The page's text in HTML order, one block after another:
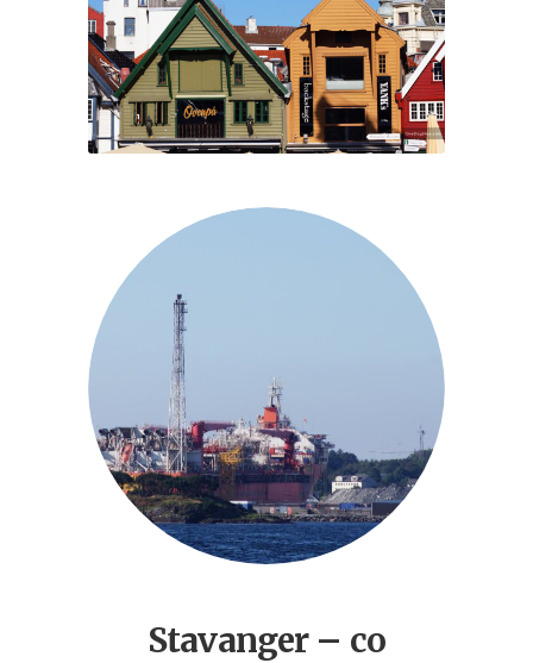
Stavanger – co